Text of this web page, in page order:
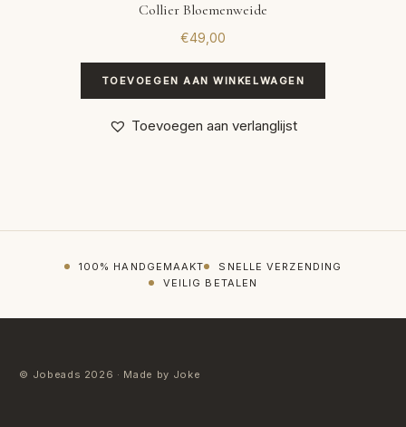
Collier Bloemenweide
€49,00
TOEVOEGEN AAN WINKELWAGEN
Toevoegen aan verlanglijst
100% HANDGEMAAKT
SNELLE VERZENDING
VEILIG BETALEN
© Jobeads 2026 · Made by Joke